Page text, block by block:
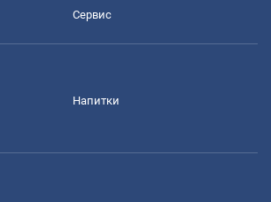
Сервис
Напитки